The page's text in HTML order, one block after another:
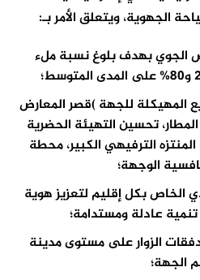
الجهوية، ويتعلق الأمر بـ:
الجوي بهدف بلوغ نسبة ملء
المهيكلة للجهة )قصر المعارض
تحسين التهيئة الحضرية
المنتزه الترفيهي الكبير، محطة
الوجهة؛
الخاص بكل إقليم لتعزيز هوية
عادلة ومستدامة؛
الزوار على مستوى مدينة
الجهة؛